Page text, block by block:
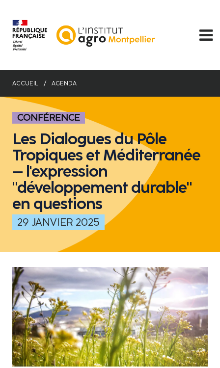
contenu
principal
ACCUEIL AGENDA
CONFÉRENCE
Les Dialogues du Pôle
Tropiques et Méditerranée
– l'expression
"développement durable"
en questions
29 JANVIER 2025